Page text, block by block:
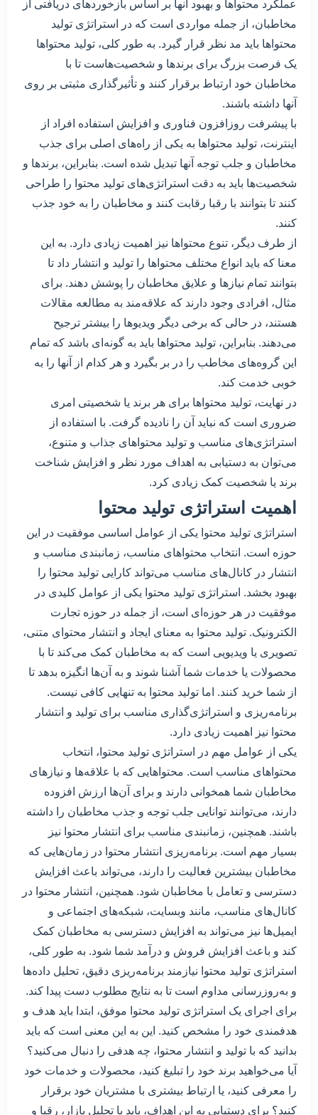
عملکرد محتواها و بهبود آنها بر اساس بازخوردهای دریافتی از
مخاطبان، از جمله مواردی است که در استراتژی تولید
محتواها باید مد نظر قرار گیرد. به طور کلی، تولید محتواها
یک فرصت بزرگ برای برندها و شخصیت‌هاست تا با
مخاطبان خود ارتباط برقرار کنند و تأثیرگذاری مثبتی بر روی
آنها داشته باشند.
با پیشرفت روزافزون فناوری و افزایش استفاده افراد از
اینترنت، تولید محتواها به یکی از راه‌های اصلی برای جذب
مخاطبان و جلب توجه آنها تبدیل شده است. بنابراین، برندها و
شخصیت‌ها باید به دقت استراتژی‌های تولید محتوا را طراحی
کنند تا بتوانند با رقبا رقابت کنند و مخاطبان را به خود جذب
کنند.
از طرف دیگر، تنوع محتواها نیز اهمیت زیادی دارد. به این
معنا که باید انواع مختلف محتواها را تولید و انتشار داد تا
بتوانند تمام نیازها و علایق مخاطبان را پوشش دهند. برای
مثال، افرادی وجود دارند که علاقه‌مند به مطالعه مقالات
هستند، در حالی که برخی دیگر ویدیوها را بیشتر ترجیح
می‌دهند. بنابراین، تولید محتواها باید به گونه‌ای باشد که تمام
این گروه‌های مخاطب را در بر بگیرد و هر کدام از آنها را به
خوبی خدمت کند.
در نهایت، تولید محتواها برای هر برند یا شخصیتی امری
ضروری است که نباید آن را نادیده گرفت. با استفاده از
استراتژی‌های مناسب و تولید محتواهای جذاب و متنوع،
می‌توان به دستیابی به اهداف مورد نظر و افزایش شناخت
برند یا شخصیت کمک زیادی کرد.
اهمیت استراتژی تولید محتوا
استراتژی تولید محتوا یکی از عوامل اساسی موفقیت در این
حوزه است. انتخاب محتواهای مناسب، زمانبندی مناسب و
انتشار در کانال‌های مناسب می‌تواند کارایی تولید محتوا را
بهبود بخشد. استراتژی تولید محتوا یکی از عوامل کلیدی در
موفقیت در هر حوزه‌ای است، از جمله در حوزه تجارت
الکترونیک. تولید محتوا به معنای ایجاد و انتشار محتوای متنی،
تصویری یا ویدیویی است که به مخاطبان کمک می‌کند تا با
محصولات یا خدمات شما آشنا شوند و به آن‌ها انگیزه بدهد تا
از شما خرید کنند. اما تولید محتوا به تنهایی کافی نیست.
برنامه‌ریزی و استراتژی‌گذاری مناسب برای تولید و انتشار
محتوا نیز اهمیت زیادی دارد.
یکی از عوامل مهم در استراتژی تولید محتوا، انتخاب
محتواهای مناسب است. محتواهایی که با علاقه‌ها و نیازهای
مخاطبان شما همخوانی دارند و برای آن‌ها ارزش افزوده
دارند، می‌توانند توانایی جلب توجه و جذب مخاطبان را داشته
باشند. همچنین، زمانبندی مناسب برای انتشار محتوا نیز
بسیار مهم است. برنامه‌ریزی انتشار محتوا در زمان‌هایی که
مخاطبان بیشترین فعالیت را دارند، می‌تواند باعث افزایش
دسترسی و تعامل با مخاطبان شود. همچنین، انتشار محتوا در
کانال‌های مناسب، مانند وبسایت، شبکه‌های اجتماعی و
ایمیل‌ها نیز می‌تواند به افزایش دسترسی به مخاطبان کمک
کند و باعث افزایش فروش و درآمد شما شود. به طور کلی،
استراتژی تولید محتوا نیازمند برنامه‌ریزی دقیق، تحلیل داده‌ها
و به‌روزرسانی مداوم است تا به نتایج مطلوب دست پیدا کند.
برای اجرای یک استراتژی تولید محتوا موفق، ابتدا باید هدف و
هدفمندی خود را مشخص کنید. این به این معنی است که باید
بدانید که با تولید و انتشار محتوا، چه هدفی را دنبال می‌کنید؟
آیا می‌خواهید برند خود را تبلیغ کنید، محصولات و خدمات خود
را معرفی کنید، یا ارتباط بیشتری با مشتریان خود برقرار
کنید؟ برای دستیابی به این اهداف، باید با تحلیل بازار، رقبا و